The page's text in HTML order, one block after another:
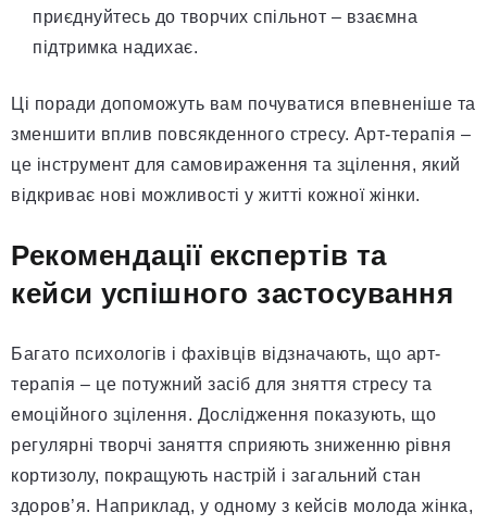
приєднуйтесь до творчих спільнот – взаємна
підтримка надихає.
Ці поради допоможуть вам почуватися впевненіше та
зменшити вплив повсякденного стресу. Арт-терапія –
це інструмент для самовираження та зцілення, який
відкриває нові можливості у житті кожної жінки.
Рекомендації експертів та
кейси успішного застосування
Багато психологів і фахівців відзначають, що арт-
терапія – це потужний засіб для зняття стресу та
емоційного зцілення. Дослідження показують, що
регулярні творчі заняття сприяють зниженню рівня
кортизолу, покращують настрій і загальний стан
здоров’я. Наприклад, у одному з кейсів молода жінка,